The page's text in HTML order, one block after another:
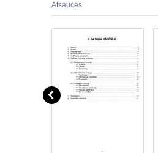
Atsauces: